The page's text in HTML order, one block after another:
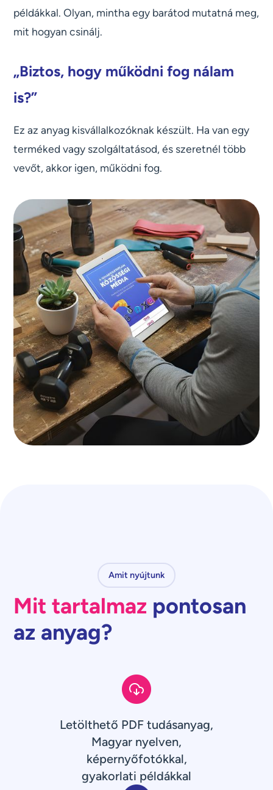
példákkal. Olyan, mintha egy barátod mutatná meg,
mit hogyan csinálj.
„Biztos, hogy működni fog nálam
is?”
Ez az anyag kisvállalkozóknak készült. Ha van egy
terméked vagy szolgáltatásod, és szeretnél több
vevőt, akkor igen, működni fog.
Amit nyújtunk
Mit tartalmaz pontosan
az anyag?
Letölthető PDF tudásanyag,
Magyar nyelven,
képernyőfotókkal,
gyakorlati példákkal